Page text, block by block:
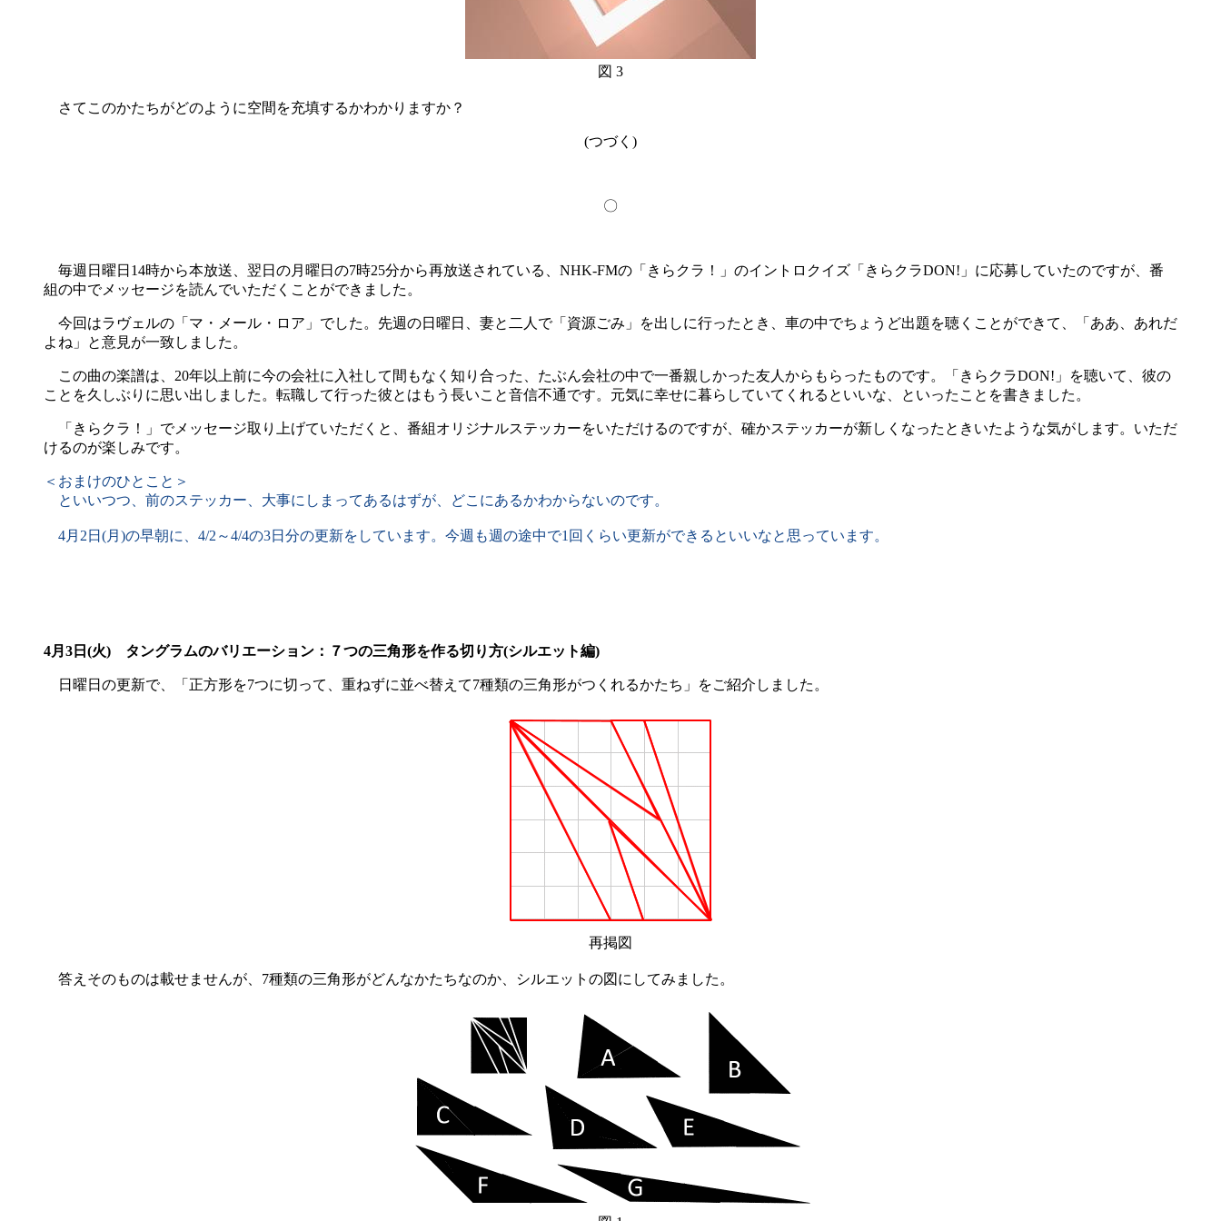
図 3
さてこのかたちがどのように空間を充填するかわかりますか？
(つづく)
〇
毎週日曜日14時から本放送、翌日の月曜日の7時25分から再放送されている、NHK-FMの「きらクラ！」のイントロクイズ「きらクラDON!」に応募していたのですが、番
組の中でメッセージを読んでいただくことができました。
今回はラヴェルの「マ・メール・ロア」でした。先週の日曜日、妻と二人で「資源ごみ」を出しに行ったとき、車の中でちょうど出題を聴くことができて、「ああ、あれだ
よね」と意見が一致しました。
この曲の楽譜は、20年以上前に今の会社に入社して間もなく知り合った、たぶん会社の中で一番親しかった友人からもらったものです。「きらクラDON!」を聴いて、彼の
ことを久しぶりに思い出しました。転職して行った彼とはもう長いこと音信不通です。元気に幸せに暮らしていてくれるといいな、といったことを書きました。
「きらクラ！」でメッセージ取り上げていただくと、番組オリジナルステッカーをいただけるのですが、確かステッカーが新しくなったときいたような気がします。いただ
けるのが楽しみです。
＜おまけのひとこと＞
といいつつ、前のステッカー、大事にしまってあるはずが、どこにあるかわからないのです。
4月2日(月)の早朝に、4/2～4/4の3日分の更新をしています。今週も週の途中で1回くらい更新ができるといいなと思っています。
4月3日(火) タングラムのバリエーション：７つの三角形を作る切り方(シルエット編)
日曜日の更新で、「正方形を7つに切って、重ねずに並べ替えて7種類の三角形がつくれるかたち」をご紹介しました。
再掲図
答えそのものは載せませんが、7種類の三角形がどんなかたちなのか、シルエットの図にしてみました。